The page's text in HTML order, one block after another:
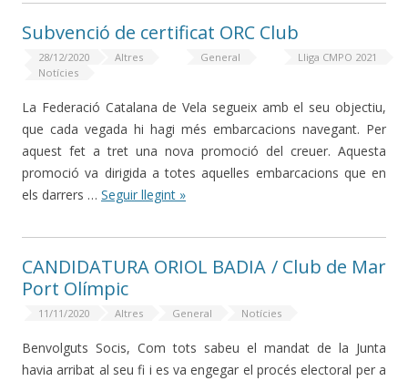
Subvenció de certificat ORC Club
28/12/2020 Altres General
Lliga CMPO 2021
Notícies
La Federació Catalana de Vela segueix amb el seu objectiu,
que cada vegada hi hagi més embarcacions navegant. Per
aquest fet a tret una nova promoció del creuer. Aquesta
promoció va dirigida a totes aquelles embarcacions que en
els darrers … Seguir llegint »
CANDIDATURA ORIOL BADIA / Club de Mar
Port Olímpic
11/11/2020 Altres General Notícies
Benvolguts Socis, Com tots sabeu el mandat de la Junta
havia arribat al seu fi i es va engegar el procés electoral per a